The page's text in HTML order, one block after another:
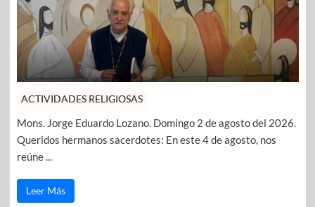
ACTIVIDADES RELIGIOSAS
Mons. Jorge Eduardo Lozano. Domingo 2 de agosto del 2026.
Queridos hermanos sacerdotes: En este 4 de agosto, nos
reúne ...
Leer Más